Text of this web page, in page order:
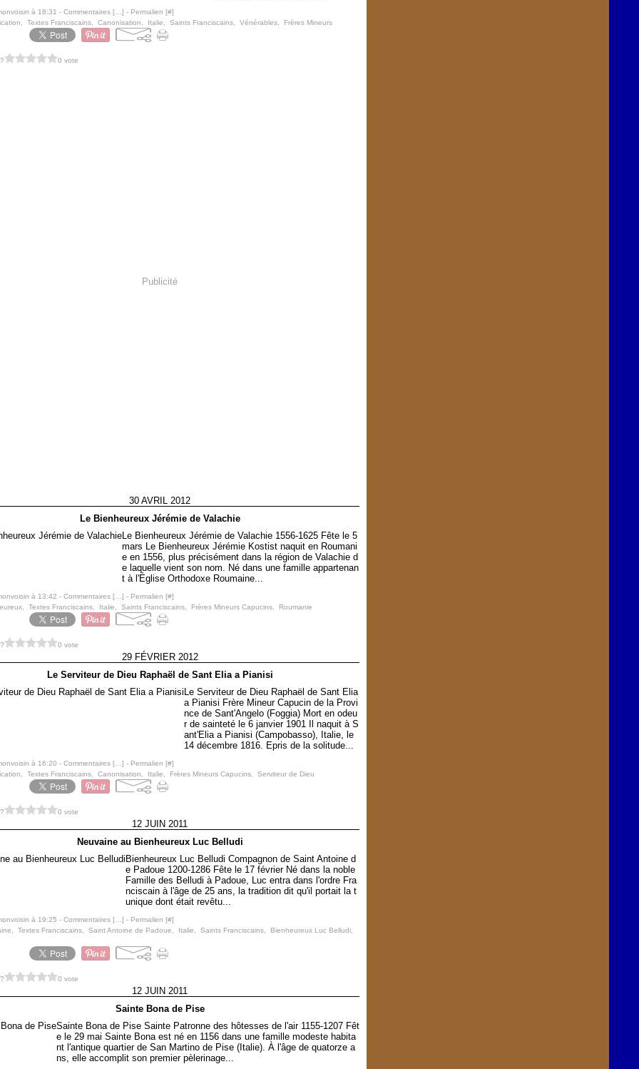
à 18:31 - Commentaires [ ] - Permalien [#]
Textes Franciscains Canonisation Italie Saints Franciscains Vénérables Frères Mineurs
0 vote
Publicité
30 AVRIL 2012
Le Bienheureux Jérémie de Valachie
Le Bienheureux Jérémie de Valachie 1556-1625 Fête le 5
mars Le Bienheureux Jérémie Kostist naquit en Roumani
e en 1556, plus précisément dans la région de Valachie d
e laquelle vient son nom. Né dans une famille appartenan
t à l'Église Orthodoxe Roumaine...
à 13:42 - Commentaires [ ] - Permalien [#]
Textes Franciscains Italie Saints Franciscains Frères Mineurs Capucins Roumanie
0 vote
29 FÉVRIER 2012
Le Serviteur de Dieu Raphaël de Sant Elia a Pianisi
Le Serviteur de Dieu Raphaël de Sant Elia
a Pianisi Frère Mineur Capucin de la Provi
nce de Sant'Angelo (Foggia) Mort en odeu
r de sainteté le 6 janvier 1901 Il naquit à S
ant'Elia a Pianisi (Campobasso), Italie, le
14 décembre 1816. Epris de la solitude...
à 16:20 - Commentaires [ ] - Permalien [#]
Textes Franciscains Canonisation Italie Frères Mineurs Capucins Serviteur de Dieu
0 vote
12 JUIN 2011
Neuvaine au Bienheureux Luc Belludi
Bienheureux Luc Belludi Compagnon de Saint Antoine d
e Padoue 1200-1286 Fête le 17 février Né dans la noble
Famille des Belludi à Padoue, Luc entra dans l'ordre Fra
nciscain à l'âge de 25 ans, la tradition dit qu'il portait la t
unique dont était revêtu...
à 19:25 - Commentaires [ ] - Permalien [#]
Textes Franciscains Saint Antoine de Padoue Italie Saints Franciscains Bienheureux Luc Belludi
0 vote
12 JUIN 2011
Sainte Bona de Pise
Sainte Bona de Pise Sainte Patronne des hôtesses de l'air 1155-1207 Fêt
e le 29 mai Sainte Bona est né en 1156 dans une famille modeste habita
nt l'antique quartier de San Martino de Pise (Italie). À l'âge de quatorze a
ns, elle accomplit son premier pèlerinage...